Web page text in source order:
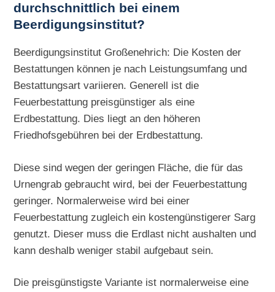
durchschnittlich bei einem
Beerdigungsinstitut?
Beerdigungsinstitut Großenehrich: Die Kosten der
Bestattungen können je nach Leistungsumfang und
Bestattungsart variieren. Generell ist die
Feuerbestattung preisgünstiger als eine
Erdbestattung. Dies liegt an den höheren
Friedhofsgebühren bei der Erdbestattung.
Diese sind wegen der geringen Fläche, die für das
Urnengrab gebraucht wird, bei der Feuerbestattung
geringer. Normalerweise wird bei einer
Feuerbestattung zugleich ein kostengünstigerer Sarg
genutzt. Dieser muss die Erdlast nicht aushalten und
kann deshalb weniger stabil aufgebaut sein.
Die preisgünstigste Variante ist normalerweise eine